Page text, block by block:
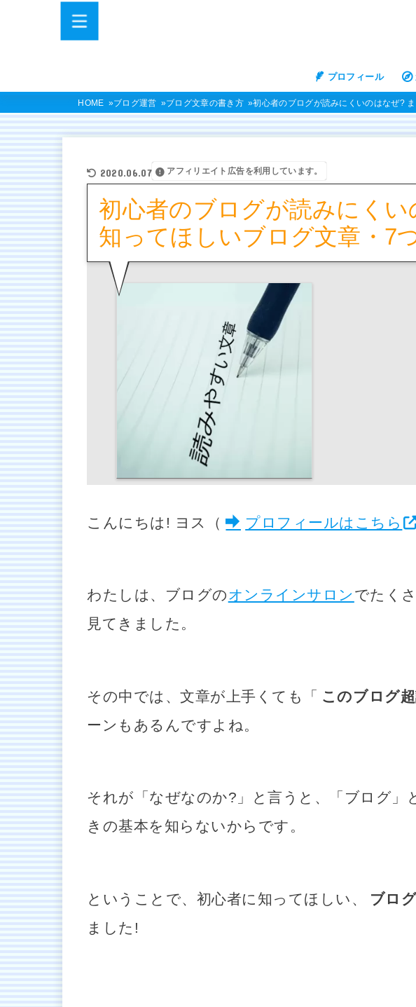
プロフィール
HOME ブログ運営 ブログ文章の書き方 初心者のブログが読みにくいのはなぜ?
2020.06.07 アフィリエイト広告を利用しています。
初心者のブログが読みにく
知ってほしいブログ文章・7
こんにちは! ヨス（ プロフィールはこちら
わたしは、ブログのオンラインサロン でたく
見てきました。
その中では、文章が上手くても「 このブログ
ーンもあるんですよね。
それが「なぜなのか?」と言うと、「ブログ」
きの基本を知らないからです。
ということで、初心者に知ってほしい、 ブロ
ました!